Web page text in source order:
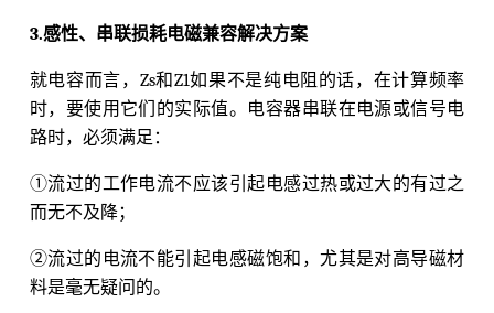
3.感性、串联损耗电磁兼容解决方案
就电容而言，Zs和Z1如果不是纯电阻的话，在计算频率
时，要使用它们的实际值。电容器串联在电源或信号电
路时，必须满足：
①流过的工作电流不应该引起电感过热或过大的有过之
而无不及降；
②流过的电流不能引起电感磁饱和，尤其是对高导磁材
料是毫无疑问的。